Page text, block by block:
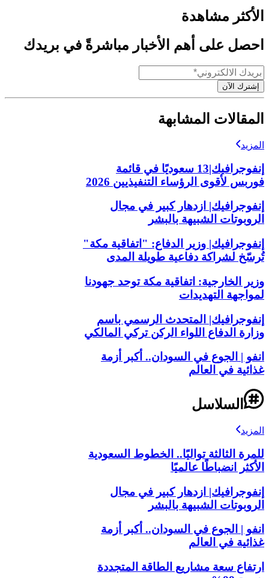
الأكثر مشاهدة
احصل على أهم الأخبار مباشرةً في بريدك
إشترك الآن
المقالات المشابهة
المزيد
إنفوجرافيك|13 سعوديًا في قائمة
فوربس لأقوى الرؤساء التنفيذيين 2026
إنفوجرافيك| ازدهار كبير في مجال
الروبوتات الشبيهة بالبشر
إنفوجرافيك| وزير الدفاع: "اتفاقية مكة"
تُرسّخ لشراكة دفاعية طويلة المدى
وزير الخارجية: اتفاقية مكة توحد جهودنا
لمواجهة التهديدات
إنفوجرافيك| المتحدث الرسمي باسم
وزارة الدفاع اللواء الركن تركي المالكي
انفو | الجوع في السودان.. أكبر أزمة
غذائية في العالم
السلاسل
المزيد
للمرة الثالثة تواليًا.. الخطوط السعودية
الأكثر انضباطًا عالميًا
إنفوجرافيك| ازدهار كبير في مجال
الروبوتات الشبيهة بالبشر
انفو | الجوع في السودان.. أكبر أزمة
غذائية في العالم
ارتفاع سعة مشاريع الطاقة المتجددة